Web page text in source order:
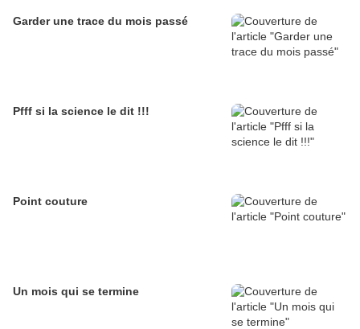
Garder une trace du mois passé
Pfff si la science le dit !!!
Point couture
Un mois qui se termine